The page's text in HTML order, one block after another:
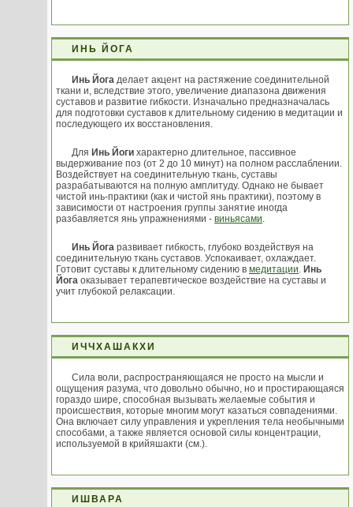
ИНЬ ЙОГА
Инь Йога делает акцент на растяжение соединительной
ткани и, вследствие этого, увеличение диапазона движения
суставов и развитие гибкости. Изначально предназначалась
для подготовки суставов к длительному сидению в медитации и
последующего их восстановления.
Для Инь Йоги характерно длительное, пассивное
выдерживание поз (от 2 до 10 минут) на полном расслаблении.
Воздействует на соединительную ткань, суставы
разрабатываются на полную амплитуду. Однако не бывает
чистой инь-практики (как и чистой янь практики), поэтому в
зависимости от настроения группы занятие иногда
разбавляется янь упражнениями - виньясами.
Инь Йога развивает гибкость, глубоко воздействуя на
соединительную ткань суставов. Успокаивает, охлаждает.
Готовит суставы к длительному сидению в медитации. Инь
Йога оказывает терапевтическое воздействие на суставы и
учит глубокой релаксации.
ИЧЧХАШАКХИ
Сила воли, распространяющаяся не просто на мысли и
ощущения разума, что довольно обычно, но и простирающаяся
гораздо шире, способная вызывать желаемые события и
происшествия, которые многим могут казаться совпадениями.
Она включает силу управления и укрепления тела необычными
способами, а также является основой силы концентрации,
используемой в крийяшакти (см.).
ИШВАРА